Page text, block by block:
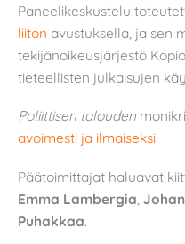
Paneelikeskustelu
liiton avustuksella, ja sen
tekijänoikeusjärjestö
tieteellisten julkaisujen
Poliittisen talouden
avoimesti ja ilmaiseksi.
Päätoimittajat haluavat
Emma Lambergia,
Puhakkaa.